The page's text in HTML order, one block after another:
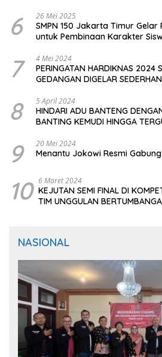
6 26 Mei 2025
SMPN 150 Jakarta Timur
untuk Pembinaan Karakter
7 4 Mei 2024
PERINGATAN HARDIKNAS 2024
GEDANGAN DIGELAR
8 5 April 2024
HINDARI ADU BANTENG
BANTING KEMUDI HINGGA
9 20 Mei 2024
Menantu Jokowi Resmi
10 6 Maret 2024
KEJUTAN SEMI FINAL DI
TIM UNGGULAN
NASIONAL